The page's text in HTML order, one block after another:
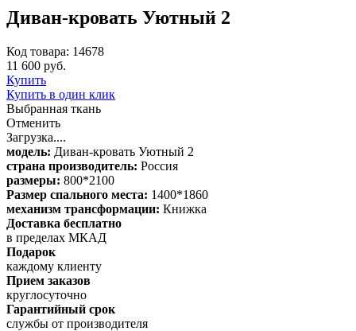
Диван-кровать Уютный 2
Код товара: 14678
11 600 руб.
Купить
Купить в один клик
Выбранная ткань
Отменить
Загрузка....
модель: Диван-кровать Уютный 2
страна производитель: Россия
размеры: 800*2100
Размер спального места: 1400*1860
механизм трансформации: Книжка
Доставка бесплатно
в пределах МКАД
Подарок
каждому клиенту
Прием заказов
круглосуточно
Гарантийный срок
службы от производителя